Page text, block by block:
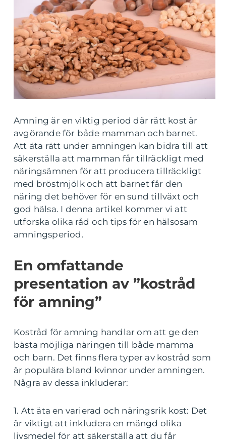
Amning är en viktig period där rätt kost är
avgörande för både mamman och barnet.
Att äta rätt under amningen kan bidra till att
säkerställa att mamman får tillräckligt med
näringsämnen för att producera tillräckligt
med bröstmjölk och att barnet får den
näring det behöver för en sund tillväxt och
god hälsa. I denna artikel kommer vi att
utforska olika råd och tips för en hälsosam
amningsperiod.
En omfattande
presentation av ”kostråd
för amning”
Kostråd för amning handlar om att ge den
bästa möjliga näringen till både mamma
och barn. Det finns flera typer av kostråd som
är populära bland kvinnor under amningen.
Några av dessa inkluderar:
1. Att äta en varierad och näringsrik kost: Det
är viktigt att inkludera en mängd olika
livsmedel för att säkerställa att du får